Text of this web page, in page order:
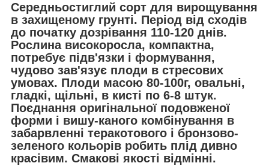
Cередньостиглий сорт для вирощування
в захищеному грунті. Період від сходів
до початку дозрівання 110-120 днів.
Рослина високоросла, компактна,
потребує підв'язки і формування,
чудово зав'язує плоди в стресових
умовах. Плоди масою 80-100г, овальні,
гладкі, щільні, в кисті по 6-8 штук.
Поєднання оригінальної подовженої
форми і вишу-каного комбінування в
забарвленні теракотового і бронзово-
зеленого кольорів робить плід дивно
красівим. Смакові якості відмінні.